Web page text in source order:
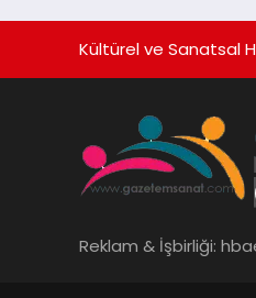
Kültürel ve Sanatsal
Reklam & İşbirliği: